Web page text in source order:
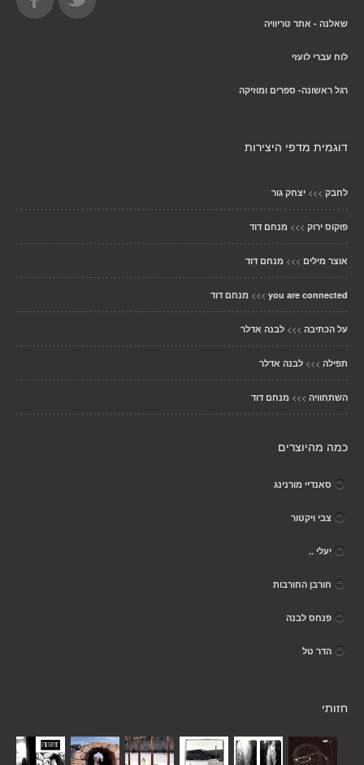
שאלנה - אתר טריוויה
לוח עברי לועזי
רגל ראשונה- ספרים ומוזיקה
דוגמית מדפי היצירות
לחבק >>> יצחק גור
פוקוס ירוק >>> מנחם דוד
אוצר מילים >>> מנחם דוד
you are connected
>>> מנחם דוד
על הכתיבה >>> לבנה אדלר
תפילה >>> לבנה אדלר
השתחוויה >>> מנחם דוד
כמה מהיוצרים
סאנדיי מורנינג
צבי ויקטור
יעלי ..
חורבן החורבות
פנחס לבנה
הדר טל
חזותי